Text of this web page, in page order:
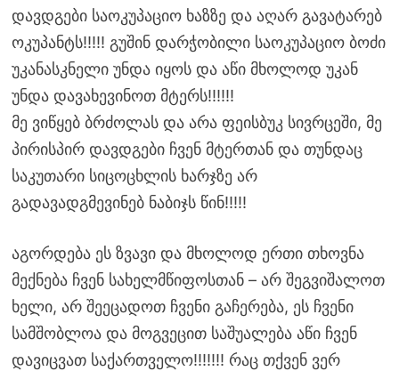
დავდგები საოკუპაციო ხაზზე და აღარ გავატარებ
ოკუპანტს!!!!! გუშინ დარჭობილი საოკუპაციო ბოძი
უკანასკნელი უნდა იყოს და აწი მხოლოდ უკან
უნდა დავახევინოთ მტერს!!!!!!
მე ვიწყებ ბრძოლას და არა ფეისბუკ სივრცეში, მე
პირისპირ დავდგები ჩვენ მტერთან და თუნდაც
საკუთარი სიცოცხლის ხარჯზე არ
გადავადგმევინებ ნაბიჯს წინ!!!!!
აგორდება ეს ზვავი და მხოლოდ ერთი თხოვნა
მექნება ჩვენ სახელმწიფოსთან – არ შეგვიშალოთ
ხელი, არ შეეცადოთ ჩვენი გაჩერება, ეს ჩვენი
სამშობლოა და მოგვეცით საშუალება აწი ჩვენ
დავიცვათ საქართველო!!!!!!! რაც თქვენ ვერ